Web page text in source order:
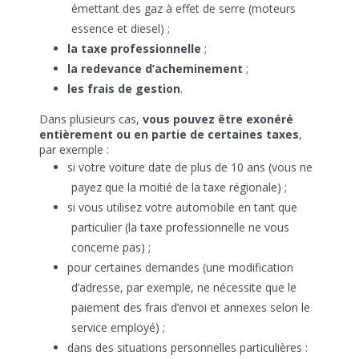
émettant des gaz à effet de serre (moteurs
essence et diesel) ;
la taxe professionnelle ;
la redevance d’acheminement ;
les frais de gestion.
Dans plusieurs cas, vous pouvez être exonéré
entièrement ou en partie de certaines taxes,
par exemple :
si votre voiture date de plus de 10 ans (vous ne
payez que la moitié de la taxe régionale) ;
si vous utilisez votre automobile en tant que
particulier (la taxe professionnelle ne vous
concerne pas) ;
pour certaines demandes (une modification
d’adresse, par exemple, ne nécessite que le
paiement des frais d’envoi et annexes selon le
service employé) ;
dans des situations personnelles particulières :